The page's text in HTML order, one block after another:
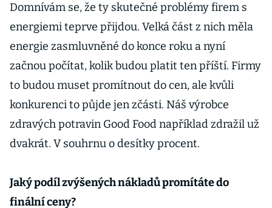
Domnívám se, že ty skutečné problémy firem s
energiemi teprve přijdou. Velká část z nich měla
energie zasmluvněné do konce roku a nyní
začnou počítat, kolik budou platit ten příští. Firmy
to budou muset promítnout do cen, ale kvůli
konkurenci to půjde jen zčásti. Náš výrobce
zdravých potravin Good Food například zdražil už
dvakrát. V souhrnu o desítky procent.
Jaký podíl zvýšených nákladů promítáte do
finální ceny?